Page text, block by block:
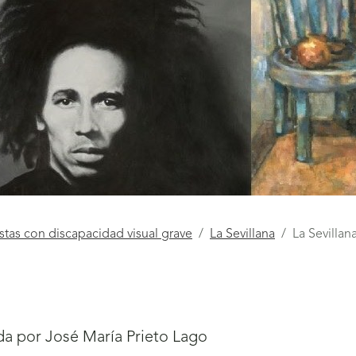
con discapacidad visual grave La Sevillana La
por José María Prieto Lago